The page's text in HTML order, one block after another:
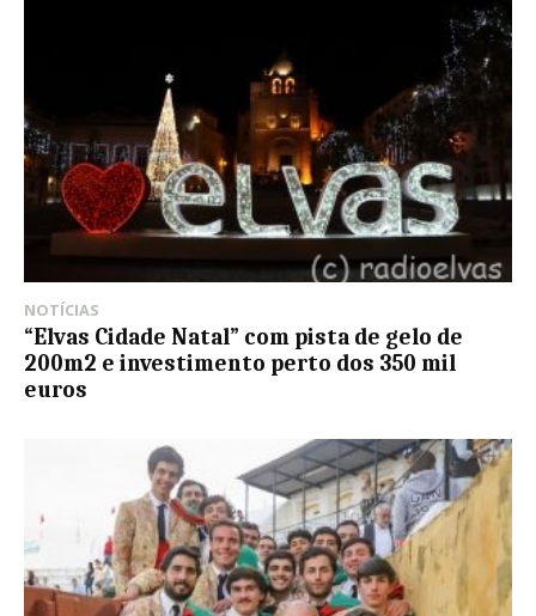
NOTÍCIAS
“Elvas Cidade Natal” com pista de gelo de
200m2 e investimento perto dos 350 mil
euros